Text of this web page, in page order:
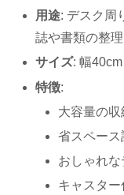
用途: デスク周
誌や書類の整理
サイズ: 幅
特徴:
大容量の収
省スペース
おしゃれな
キャスタ